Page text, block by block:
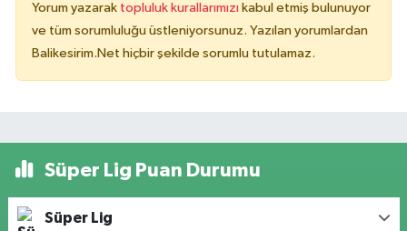
Yorum yazarak topluluk kurallarımızı kabul etmiş bulunuyor
ve tüm sorumluluğu üstleniyorsunuz. Yazılan yorumlardan
Balikesirim.Net hiçbir şekilde sorumlu tutulamaz.
Süper Lig Puan Durumu
Süper Lig